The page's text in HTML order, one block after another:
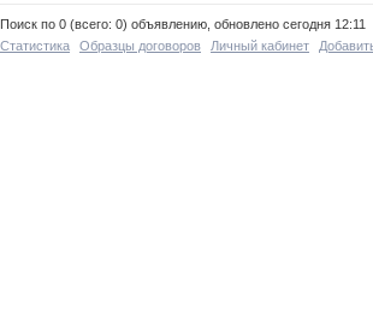
Поиск по 0 (всего: 0) объявлению, обновлено сегодня 12:11
Статистика
Образцы договоров Личный кабинет